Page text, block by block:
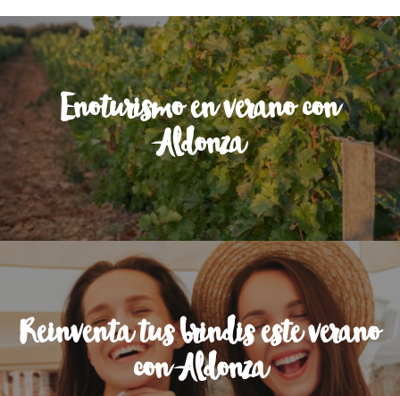
Enoturismo en verano con
Aldonza
Reinventa tus brindis este verano
con Aldonza